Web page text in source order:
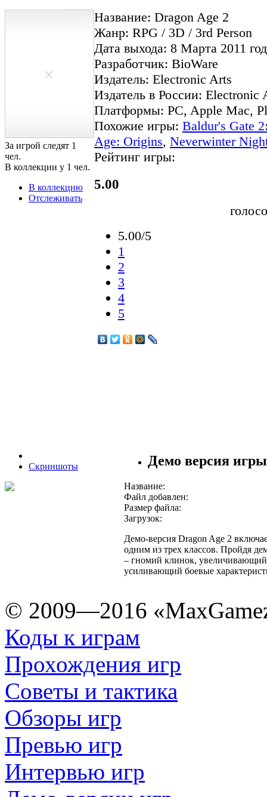
За игрой следят 1
чел.
В коллекции у 1 чел.
В коллекцию
Отслеживать
Название: Dragon Age 2
Жанр: RPG / 3D / 3rd Person
Дата выхода: 8 Марта 2011
Разработчик: BioWare
Издатель: Electronic Arts
Издатель в России: Electronic
Платформы: PC, Apple Mac,
Похожие игры: Baldur's Gate
Age: Origins, Neverwinter
Рейтинг игры:
5.00
5.00/5
1
2
3
4
5
Скриншоты Демо версия
Название:
Файл добавлен:
Размер файла:
Загрузок:
Демо-версия Dragon Age 2
одним из трех классов. Пройдя
– гномий клинок, увеличивающий
усиливающий боевые
© 2009—2016
Коды к играм
Прохождения игр
Советы и тактика
Обзоры игр
Превью игр
Интервью игр